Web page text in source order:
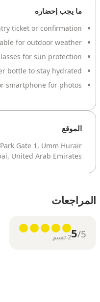
ما يجب إحضاره
ticket or confirmation
for outdoor weather
for sun protection
bottle to stay hydrated
smartphone for photos
الموقع
Gate 1, Umm Hurair
United Arab Emirates
المراجعات
5/5 2 تقييم